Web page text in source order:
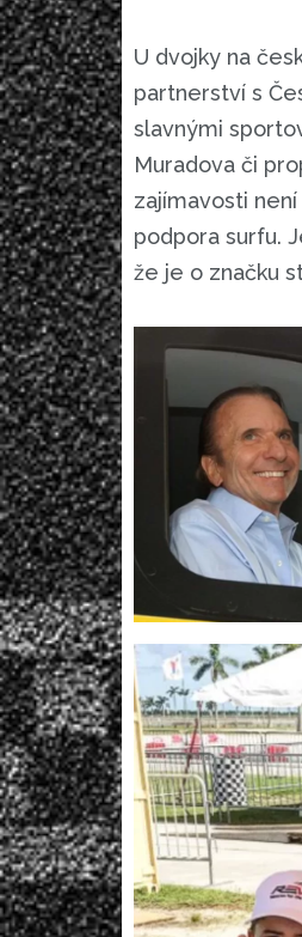
U dvojky na
partnerství s
slavnými
Muradova či
zajímavosti
podpora surfu.
že je o značku